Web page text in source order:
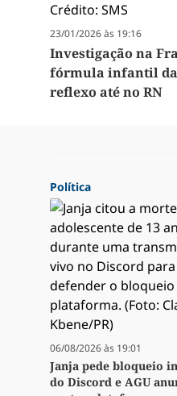
23/01/2026 às 19:16
Investigação na
fórmula infantil da
reflexo até no RN
Política
06/08/2026 às 19:01
Janja pede bloqueio
do Discord e AGU